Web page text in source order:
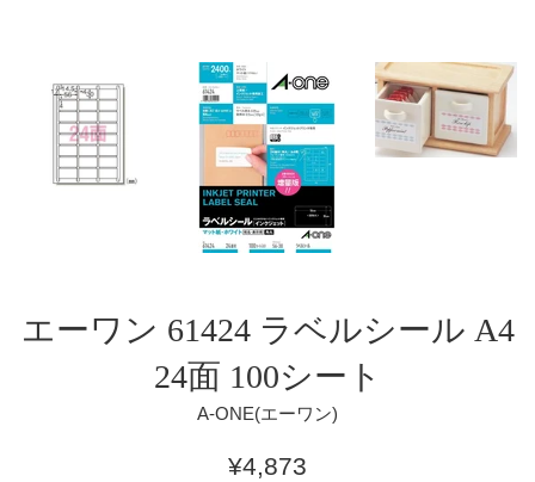
エーワン 61424 ラベルシール A4
24面 100シート
A-ONE(エーワン)
通
¥4,873